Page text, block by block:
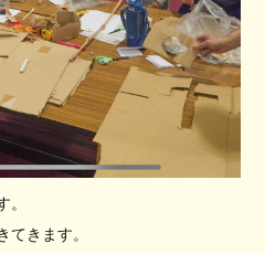
。
てきます。